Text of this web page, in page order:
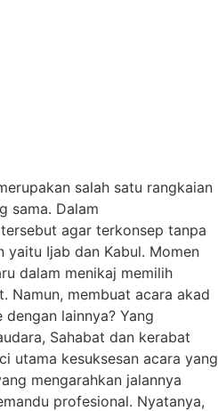
salah satu rangkaian
sama. Dalam
agar terkonsep tanpa
yaitu Ijab dan Kabul. Momen
dalam menikaj memilih
Namun, membuat acara akad
lainnya? Yang
Sahabat dan kerabat
utama kesuksesan acara yang
mengarahkan jalannya
profesional. Nyatanya,